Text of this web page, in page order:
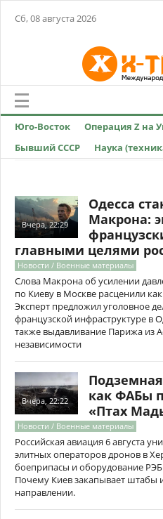
Сб, 08 августа 2026
Юго-Восток Операция Z на
Бывший СССР
Наука
Вчера, 22:29
Одесса
Макрона:
главными целями
Новости / Военные материалы
Слова Макрона об усилении
по Киеву в Москве расценили
Эксперт предложил уголовное
французской инфраструктуре в
также выдавливание Парижа из
независимости
Вчера, 22:22
как ФАБы
«Птах
Новости / Военные материалы
Российская авиация 6 августа
элитных операторов дронов в
боеприпасы и оборудование
Почему Киев закапывает штабы
направлении.